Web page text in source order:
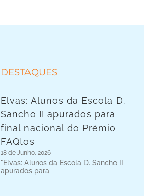
DESTAQUES
Elvas: Alunos da Escola D.
Sancho II apurados para
final nacional do Prémio
FAQtos
18 de Junho, 2026
"Elvas: Alunos da Escola D. Sancho II
apurados para